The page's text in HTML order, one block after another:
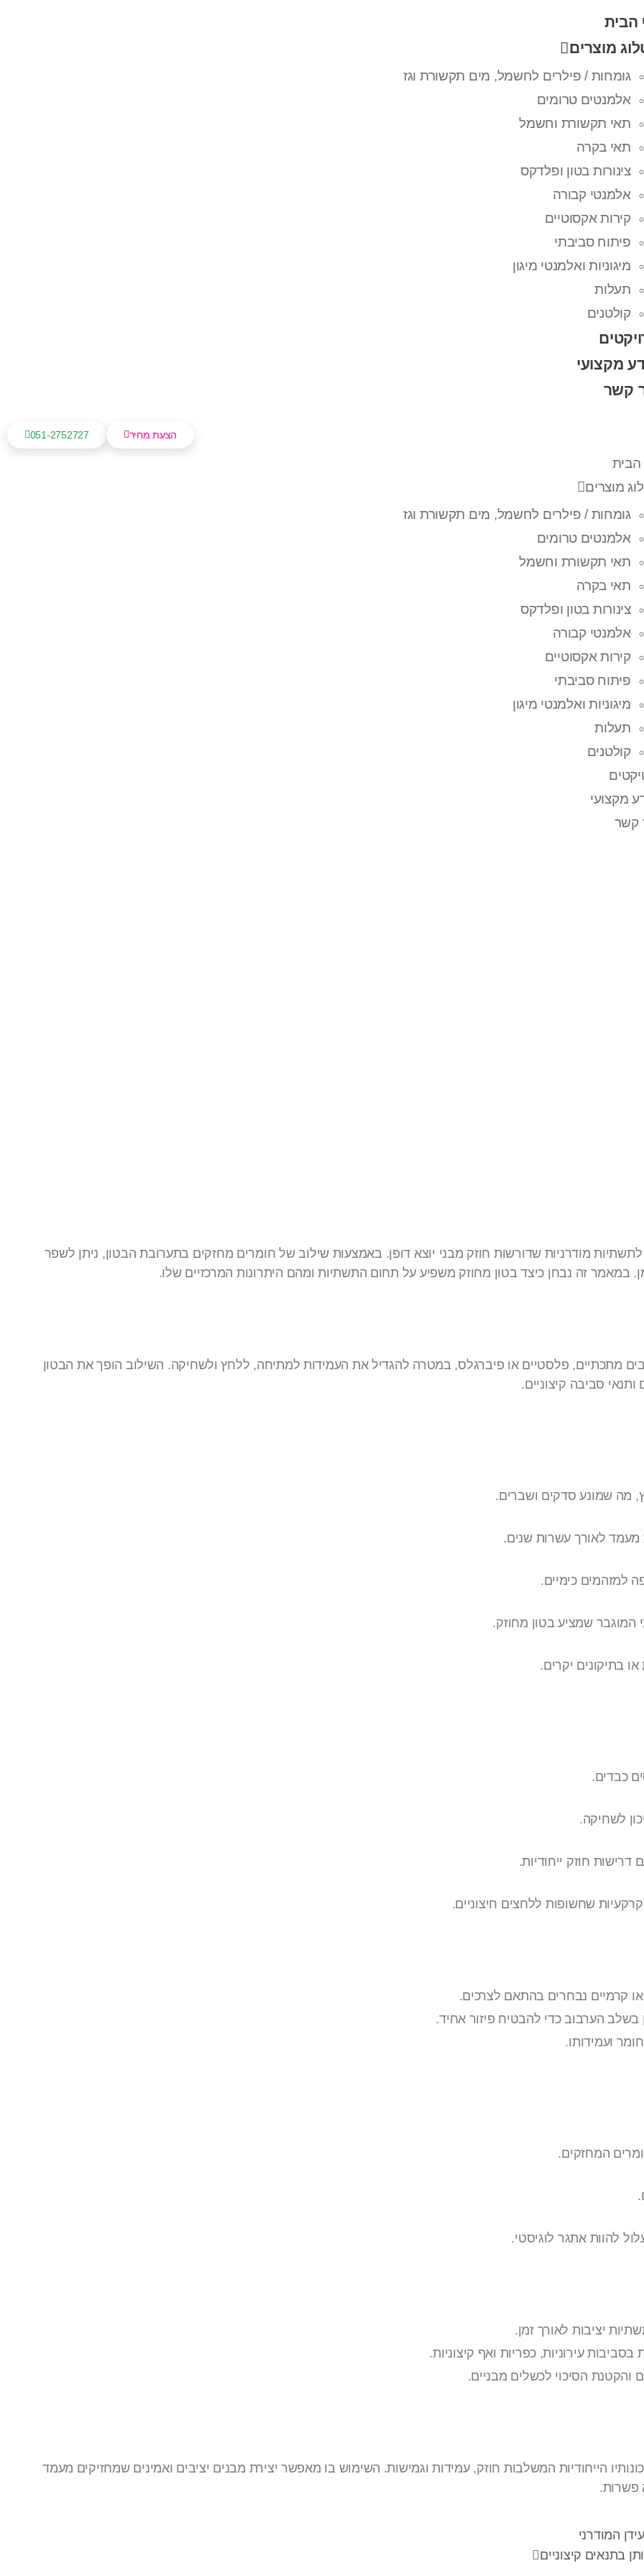
הבית
מוצרים
גומחות / פילרים לחשמל, מים תקשורת וגז
אלמנטים טרומים
תאי תקשורת וחשמל
תאי בקרה
צינורות בטון ופלדקס
אלמנטי קבורה
קירות אקסוטיים
פיתוח סביבתי
מיגוניות ואלמנטי מיגון
תעלות
קולטנים
מקצועי
קשר
הבית
מוצרים
גומחות / פילרים לחשמל, מים תקשורת וגז
אלמנטים טרומים
תאי תקשורת וחשמל
תאי בקרה
צינורות בטון ופלדקס
אלמנטי קבורה
קירות אקסוטיים
פיתוח סביבתי
מיגוניות ואלמנטי מיגון
תעלות
קולטנים
מקצועי
קשר
051-2752727 הצעת מחיר
לתשתיות מודרניות שדורשות חוזק מבני יוצא דופן. באמצעות שילוב של חומרים מחזקים בתערובת הבטון, ניתן לשפר
במאמר זה נבחן כיצד בטון מחוזק משפיע על תחום התשתיות ומהם היתרונות המרכזיים שלו.
מתכתיים, פלסטיים או פיברגלס, במטרה להגדיל את העמידות למתיחה, ללחץ ולשחיקה. השילוב הופך את הבטון
סביבה קיצוניים.
מה שמונע סדקים ושברים.
מעמד לאורך עשרות שנים.
למזהמים כימיים.
המוגבר שמציע בטון מחוזק.
בתיקונים יקרים.
כבדים.
לשחיקה.
חוזק ייחודיות.
שחשופות ללחצים חיצוניים.
או קרמיים נבחרים בהתאם לצרכים.
הערבוב כדי להבטיח פיזור אחיד.
ועמידותו.
המחזקים.
להוות אתגר לוגיסטי.
יציבות לאורך זמן.
עירוניות, כפריות ואף קיצוניות.
והקטנת הסיכוי לכשלים מבניים.
הייחודיות המשלבות חוזק, עמידות וגמישות. השימוש בו מאפשר יצירת מבנים יציבים ואמינים שמחזיקים מעמד
פשרות.
המודרני
בתנאים קיצוניים